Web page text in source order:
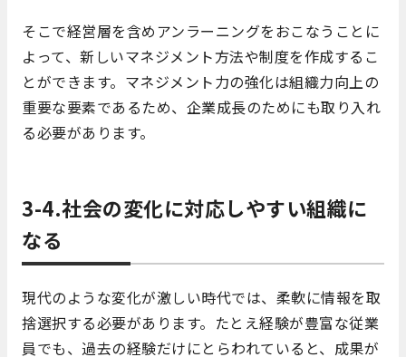
そこで経営層を含めアンラーニングをおこなうことに
よって、新しいマネジメント方法や制度を作成するこ
とができます。マネジメント力の強化は組織力向上の
重要な要素であるため、企業成長のためにも取り入れ
る必要があります。
3-4.社会の変化に対応しやすい組織に
なる
現代のような変化が激しい時代では、柔軟に情報を取
捨選択する必要があります。たとえ経験が豊富な従業
員でも、過去の経験だけにとらわれていると、成果が